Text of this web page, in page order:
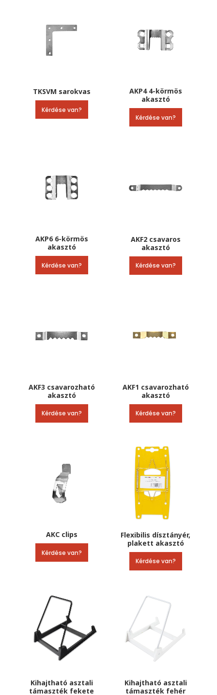
TKSVM sarokvas
Kérdése van?
AKP4 4-körmös
akasztó
Kérdése van?
AKP6 6-körmös
akasztó
Kérdése van?
AKF2 csavaros
akasztó
Kérdése van?
AKF3 csavarozható
akasztó
Kérdése van?
AKF1 csavarozható
akasztó
Kérdése van?
AKC clips
Kérdése van?
Flexibilis dísztányér,
plakett akasztó
Kérdése van?
Kihajtható asztali
támaszték fekete
Kihajtható asztali
támaszték fehér